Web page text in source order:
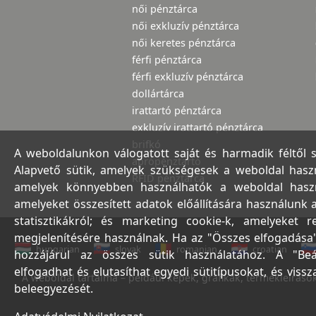
női pénztárca
női exkluzív pénztárca
női keretes pénztárca
férfi pénztárca
férfi exkluzív pénztárca
dollártárca
irattartó pénztárca
exkluzív irattartó pénztárca
brifkó
aprópénztartó
RFID pénztárca
hungarian slovak romanian croatian
A weboldal tartalma – például képek, grafikák,
A weboldalunkon válogatott saját és harmadik féltől
Alapvető sütik, amelyek szükségesek a weboldal
amelyek könnyebben használhatók a weboldal
amelyeket összesített adatok előállítására használunk
statisztikákról; és marketing cookie-k, amelyeket
megjelenítésére használnak. Ha az "Összes
hozzájárul az összes sütik használatához. A
elfogadhat és elutasíthat egyedi sütitípusokat, és
beleegyezését.